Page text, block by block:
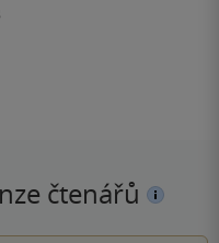
čtenářů